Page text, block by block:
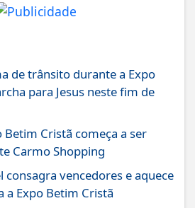
de trânsito durante a Expo
para Jesus neste fim de
Betim Cristã começa a ser
Carmo Shopping
consagra vencedores e aquece
a Expo Betim Cristã